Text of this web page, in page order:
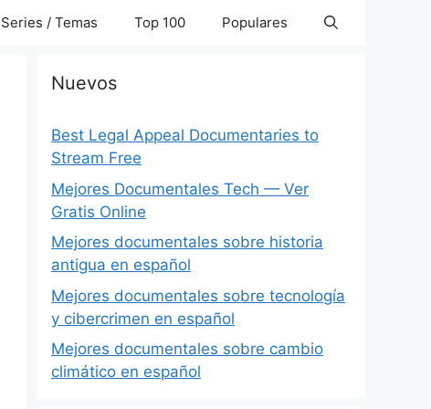
Series / Temas Top 100 Populares
Nuevos
Best Legal Appeal Documentaries to
Stream Free
Mejores Documentales Tech — Ver
Gratis Online
Mejores documentales sobre historia
antigua en español
Mejores documentales sobre tecnología
y cibercrimen en español
Mejores documentales sobre cambio
climático en español